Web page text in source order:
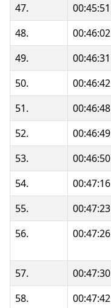
47.
00:45:51
48.
00:46:02
49.
00:46:31
50.
00:46:42
51.
00:46:48
52.
00:46:49
53.
00:46:50
54.
00:47:16
55.
00:47:23
56.
00:47:26
57. 00:47:30
58.
00:47:42